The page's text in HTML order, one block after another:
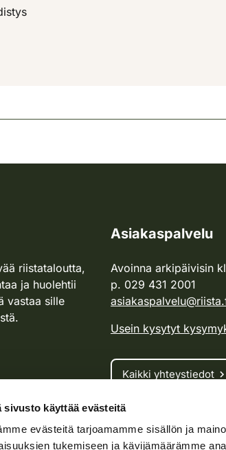
sivusto käyttää evästeitä
evästeitä tarjoamamme sisällön ja
tukemiseen ja kävijämäärämme
riistataloutta,
ja huolehtii
vastaa sille
Asiakaspalvelu
Avoinna arkipäivisin
p. 029 431 2001
Usein kysytyt
Kaikki yhteystiedot
Metsästyskortti-asiat
Oma riista -asiat